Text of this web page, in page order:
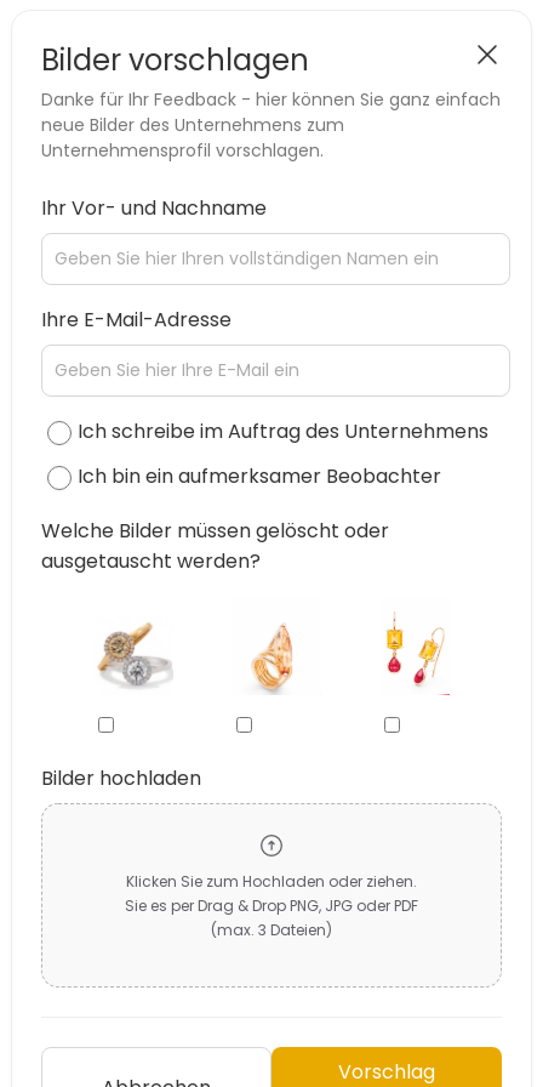
Bilder vorschlagen
Danke für Ihr Feedback - hier können Sie ganz einfach
neue Bilder des Unternehmens zum
Unternehmensprofil vorschlagen.
Ihr Vor- und Nachname
Ihre E-Mail-Adresse
Ich schreibe im Auftrag des Unternehmens
Ich bin ein aufmerksamer Beobachter
Welche Bilder müssen gelöscht oder
ausgetauscht werden?
Bilder hochladen
Klicken Sie zum Hochladen oder ziehen.
Sie es per Drag & Drop PNG, JPG oder PDF
(max. 3 Dateien)
Vorschlag